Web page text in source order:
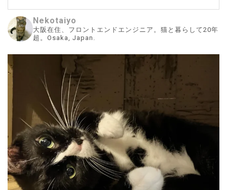
Nekotaiyo
大阪在住、フロントエンドエンジニア。猫と暮らして20年
超。Osaka, Japan.